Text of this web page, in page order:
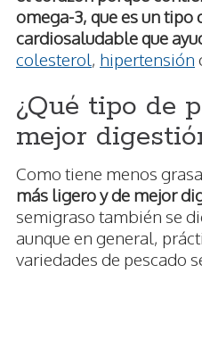
omega-3, que es un tipo
cardiosaludable que
colesterol, hipertensión
¿Qué tipo de
mejor
Como tiene menos
más ligero y de mejor
semigraso también se
aunque en general,
variedades de pescado